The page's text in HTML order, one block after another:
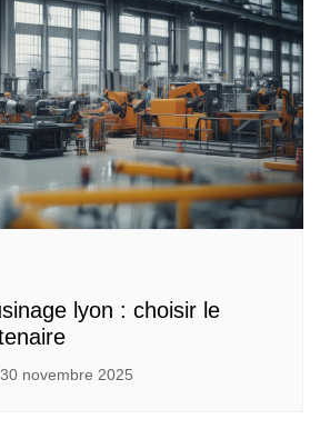
lyon : choisir le
30 novembre 2025